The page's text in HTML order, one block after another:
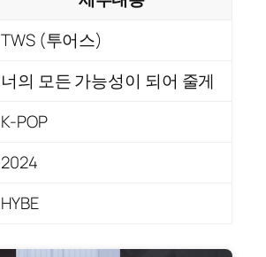
TWS (투어스)
너의 모든 가능성이 되어 줄게
K-POP
2024
HYBE